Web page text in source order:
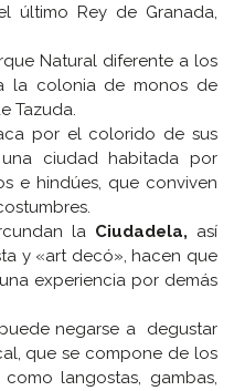
último Rey de Granada,
Natural diferente a los
la colonia de monos de
Tazuda.
por el colorido de sus
ciudad habitada por
e hindúes, que conviven
la Ciudadela, así
y «art decó», hacen que
experiencia por demás
negarse a degustar
que se compone de los
langostas, gambas,